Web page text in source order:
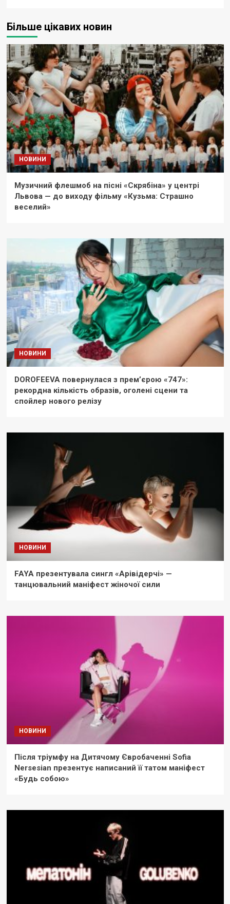
Більше цікавих новин
НОВИНИ
Музичний флешмоб на пісні «Скрябіна» у центрі
Львова — до виходу фільму «Кузьма: Страшно
веселий»
НОВИНИ
DOROFEEVA повернулася з прем’єрою «747»:
рекордна кількість образів, оголені сцени та
спойлер нового релізу
НОВИНИ
FAYA презентувала сингл «Арівідерчі» —
танцювальний маніфест жіночої сили
НОВИНИ
Після тріумфу на Дитячому Євробаченні Sofia
Nersesian презентує написаний її татом маніфест
«Будь собою»